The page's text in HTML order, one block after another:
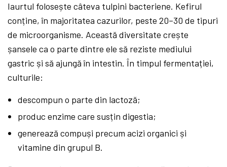
Iaurtul folosește câteva tulpini bacteriene. Kefirul
conține, în majoritatea cazurilor, peste 20–30 de tipuri
de microorganisme. Această diversitate crește
șansele ca o parte dintre ele să reziste mediului
gastric și să ajungă în intestin. În timpul fermentației,
culturile:
descompun o parte din lactoză;
produc enzime care susțin digestia;
generează compuși precum acizi organici și
vitamine din grupul B.